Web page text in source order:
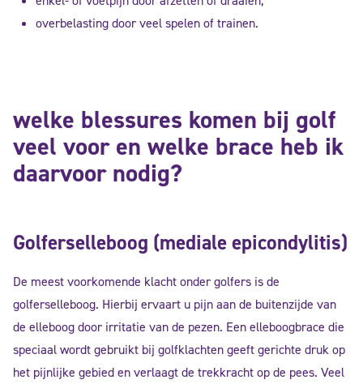
overbelasting door veel spelen of trainen.
welke blessures komen bij golf
veel voor en welke brace heb ik
daarvoor nodig?
Golferselleboog (mediale epicondylitis)
De meest voorkomende klacht onder golfers is de
golferselleboog. Hierbij ervaart u pijn aan de buitenzijde van
de elleboog door irritatie van de pezen. Een elleboogbrace die
speciaal wordt gebruikt bij golfklachten geeft gerichte druk op
het pijnlijke gebied en verlaagt de trekkracht op de pees. Veel